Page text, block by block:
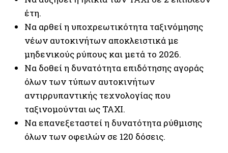
έτη.
Να αρθεί η υποχρεωτικότητα ταξινόμησης
νέων αυτοκινήτων αποκλειστικά με
μηδενικούς ρύπους και μετά το 2026.
Να δοθεί η δυνατότητα επιδότησης αγοράς
όλων των τύπων αυτοκινήτων
αντιρρυπαντικής τεχνολογίας που
ταξινομούνται ως ΤΑΧΙ.
Να επανεξεταστεί η δυνατότητα ρύθμισης
όλων των οφειλών σε 120 δόσεις.